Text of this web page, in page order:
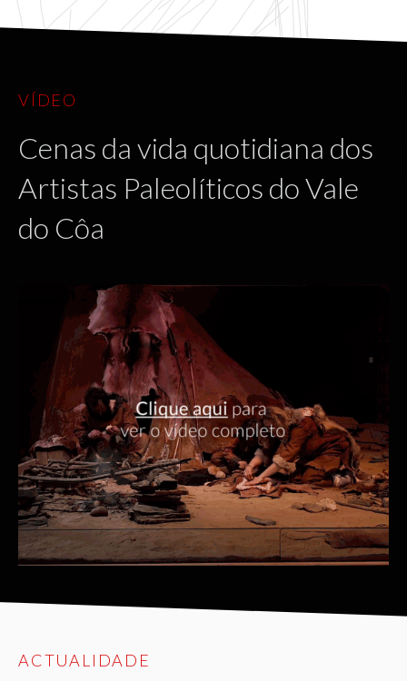
VÍDEO
Cenas da vida quotidiana dos
Artistas Paleolíticos do Vale
do Côa
ACTUALIDADE